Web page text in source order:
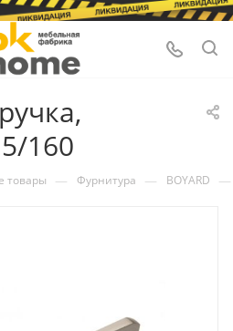
160
товары — Фурнитура — BOYARD —